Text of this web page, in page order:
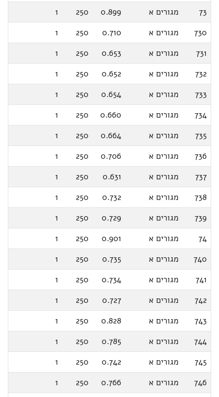
73
מגורים א 0.899
250
1
730
מגורים א 0.710
250
1
731
מגורים א 0.653
250
1
732
מגורים א 0.652
250
1
733
מגורים א 0.654
250
1
734
מגורים א 0.660
250
1
735
מגורים א 0.664
250
1
736
מגורים א 0.706
250
1
737
מגורים א 0.631
250
1
738
מגורים א 0.732
250
1
739
מגורים א 0.729
250
1
74
מגורים א 0.901
250
1
740
מגורים א 0.735
250
1
741
מגורים א 0.734
250
1
742
מגורים א 0.727
250
1
743
מגורים א 0.828
250
1
744
מגורים א 0.785
250
1
745
מגורים א 0.742
250
1
746
מגורים א 0.766
250
1